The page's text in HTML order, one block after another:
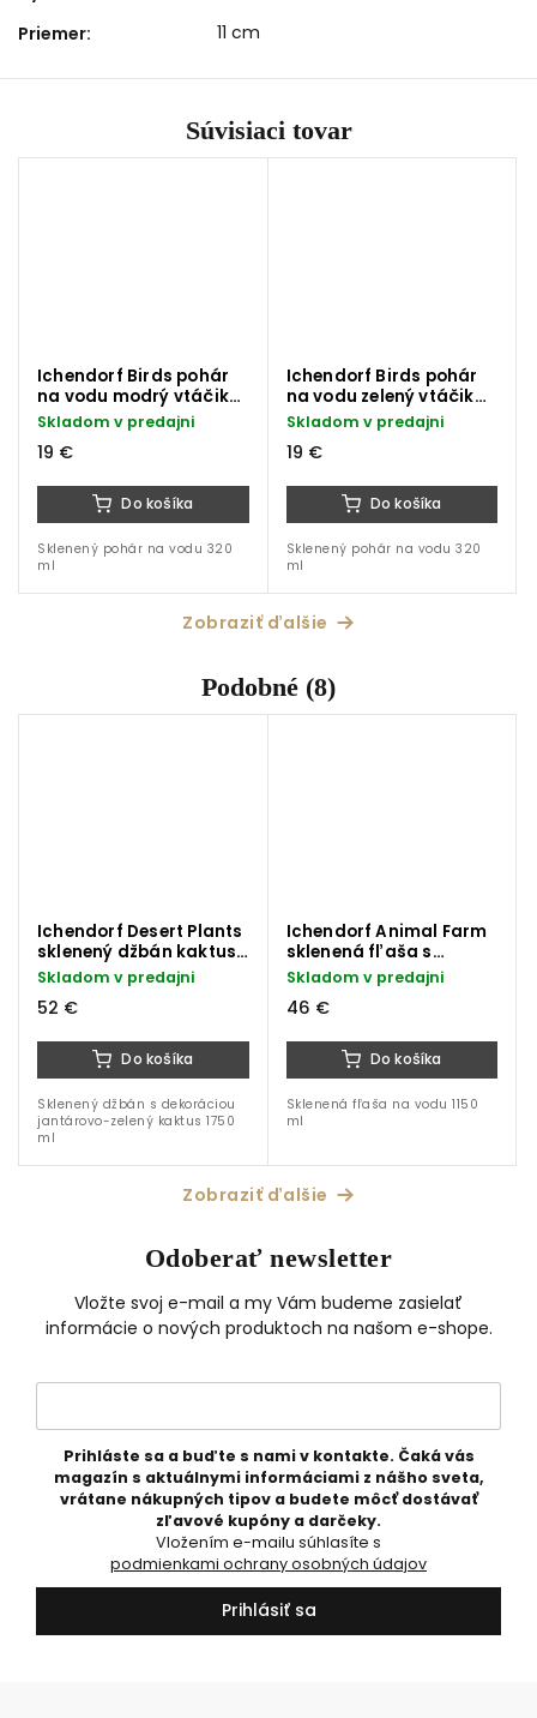
Priemer: 11 cm
Súvisiaci tovar
Ichendorf Birds pohár
na vodu modrý vtáčik
320 ml
Skladom v predajni
19 €
Do košíka
Sklenený pohár na vodu 320
ml
Ichendorf Birds pohár
na vodu zelený vtáčik
320 ml
Skladom v predajni
19 €
Do košíka
Sklenený pohár na vodu 320
ml
Zobraziť ďalšie
Podobné (8)
Ichendorf Desert Plants
sklenený džbán kaktus
jantárovo-zelený 1750
Skladom v predajni
52 €
Do košíka
Sklenený džbán s dekoráciou
jantárovo-zelený kaktus 1750
ml
Ichendorf Animal Farm
sklenená fľaša s
vtáčikom 1150 ml
Skladom v predajni
46 €
Do košíka
Sklenená fľaša na vodu 1150
ml
Zobraziť ďalšie
Odoberať newsletter
Vložte svoj e-mail a my Vám budeme zasielať
informácie o nových produktoch na našom e-shope.
Prihláste sa a buďte s nami v kontakte. Čaká vás
magazín s aktuálnymi informáciami z nášho sveta,
vrátane nákupných tipov a budete môcť dostávať
zľavové kupóny a darčeky.
podmienkami ochrany osobných údajov
Prihlásiť sa